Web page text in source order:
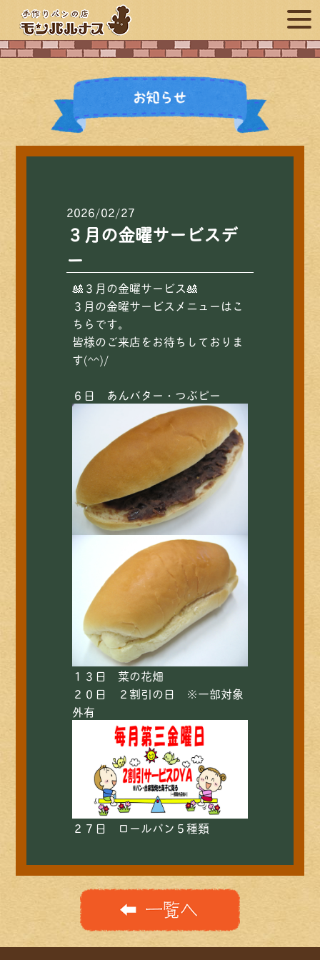
2026/02/27
３月の金曜サービスデ
ー
🎎３月の金曜サービス🎎
３月の金曜サービスメニューはこ
ちらです。
皆様のご来店をお待ちしておりま
す(^^)/
６日 あんバター・つぶピー
１３日 菜の花畑
２０日 ２割引の日 ※一部対象
外有
２７日 ロールパン５種類